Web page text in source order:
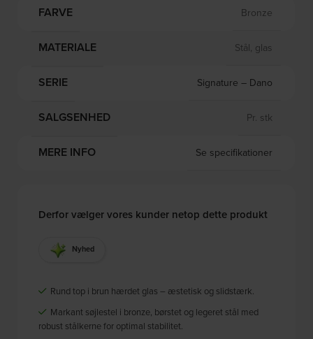
FARVE Bronze
MATERIALE Stål, glas
SERIE Signature – Dano
SALGSENHED Pr. stk
MERE INFO Se specifikationer
Derfor vælger vores kunder netop dette produkt
Nyhed
Rund top i brun hærdet glas – æstetisk og slidstærk.
Markant søjlestel i bronze, børstet og legeret stål med
robust stålkerne for optimal stabilitet.